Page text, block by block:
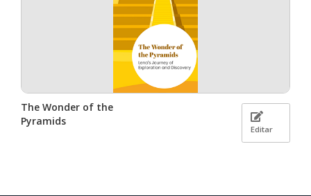
The Wonder of the
Pyramids
Editar